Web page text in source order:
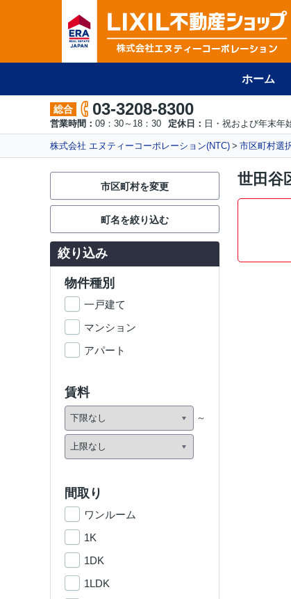
ホーム
総合 03-3208-8300
営業時間： 09：30～18：30 定休日： 日・祝および年末年
株式会社 エヌティーコーポレーション(NTC) 市区町村選
世田谷
市区町村を変更
町名を絞り込む
絞り込み
物件種別
一戸建て
マンション
アパート
賃料
間取り
ワンルーム
1K
1DK
1LDK